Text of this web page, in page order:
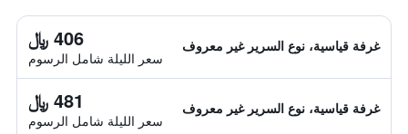
غرفة قياسية، نوع السرير غير معروف 406 ﷼
سعر الليلة شامل الرسوم
غرفة قياسية، نوع السرير غير معروف 481 ﷼
سعر الليلة شامل الرسوم